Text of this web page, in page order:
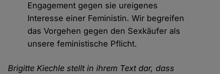
Engagement gegen sie ureigenes
Interesse einer Feministin. Wir begreifen
das Vorgehen gegen den Sexkäufer als
unsere feministische Pflicht.
Brigitte Kiechle stellt in ihrem Text dar, dass